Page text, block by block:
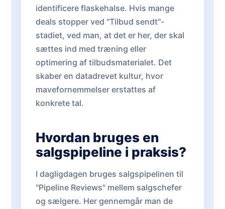
identificere flaskehalse. Hvis mange
deals stopper ved "Tilbud sendt"-
stadiet, ved man, at det er her, der skal
sættes ind med træning eller
optimering af tilbudsmaterialet. Det
skaber en datadrevet kultur, hvor
mavefornemmelser erstattes af
konkrete tal.
Hvordan bruges en
salgspipeline i praksis?
I dagligdagen bruges salgspipelinen til
"Pipeline Reviews" mellem salgschefer
og sælgere. Her gennemgår man de